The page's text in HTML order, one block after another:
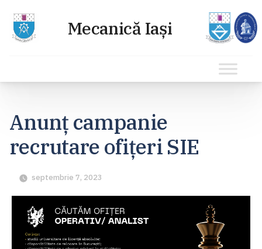
conținut
Anunț campanie
recrutare ofițeri SIE
septembrie 7, 2023